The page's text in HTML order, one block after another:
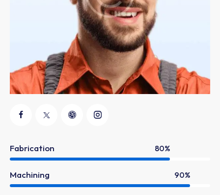
Fabrication 80%
Machining 90%